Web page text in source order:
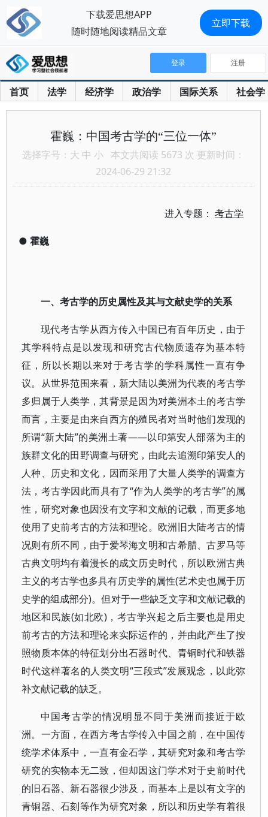
首页 法学 经济学 政治学 国际关系 社会学
登录 注册
霍巍：中国考古学的“三位一体”
选择字号： 大 中 小 本文共阅读 5673 次 更新时间：
2024-06-29 21:32
进入专题：考古学
● 霍巍
一、考古学的历史属性及其与文献史学的关系
现代考古学从西方传入中国已有百年历史，由于
其学科特点是以发现和研究古代物质遗存为基本特
征，所以长期以来对于考古学的学科属性一直有争
议。从世界范围来看，新大陆以美洲为代表的考古学
多归属于人类学，其背景是因为对美洲本土的考古学
而言，主要是由来自西方的殖民者对当时他们发现的
所谓“新大陆”的美洲土著——以印第安人部落为主的
族群文化的田野调查与研究，由此去追溯印第安人的
人种、历史和文化，因而采用了大量人类学的调查方
法，考古学因此而具有了“作为人类学的考古学”的属
性，研究对象也因没有文字和文献的记载，而更多地
使用了史前考古的方法和理论。欧洲旧大陆考古的情
况则有所不同，由于爱琴海文明和古希腊、古罗马等
古典文明均有着漫长的成文历史时代，所以欧洲古典
主义的考古学也多具有历史学的属性(艺术史也属于历
史学的组成部分)。但对于一些缺乏文字和文献记载的
地区和民族(如北欧)，考古学兴起之后主要也是用史
前考古的方法和理论来实际运作的，并由此产生了按
照物质本体的特征划分出石器时代、青铜时代和铁器
时代这样著名的人类文明“三段式”发展观念，以此弥
补文献记载的缺乏。
中国考古学的情况明显不同于美洲而接近于欧
洲。一方面，在西方考古学传入中国之前，在中国传
统学术体系中，一直有金石学，其研究对象和考古学
研究的实物本无二致，但却因这门学术对于史前时代
的旧石器、新石器很少涉及，而基本上是以有文字的
青铜器、石刻等作为研究对象，所以和历史学有着很
下载爱思想APP
随时随地阅读精品文章
立即下载